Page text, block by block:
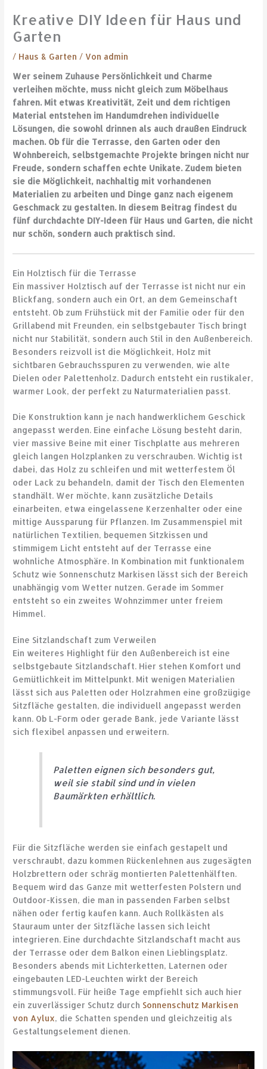
Kreative DIY Ideen für Haus und
Garten
/ Haus & Garten / Von admin
Wer seinem Zuhause Persönlichkeit und Charme
verleihen möchte, muss nicht gleich zum Möbelhaus
fahren. Mit etwas Kreativität, Zeit und dem richtigen
Material entstehen im Handumdrehen individuelle
Lösungen, die sowohl drinnen als auch draußen Eindruck
machen. Ob für die Terrasse, den Garten oder den
Wohnbereich, selbstgemachte Projekte bringen nicht nur
Freude, sondern schaffen echte Unikate. Zudem bieten
sie die Möglichkeit, nachhaltig mit vorhandenen
Materialien zu arbeiten und Dinge ganz nach eigenem
Geschmack zu gestalten. In diesem Beitrag findest du
fünf durchdachte DIY-Ideen für Haus und Garten, die nicht
nur schön, sondern auch praktisch sind.
Ein Holztisch für die Terrasse
Ein massiver Holztisch auf der Terrasse ist nicht nur ein
Blickfang, sondern auch ein Ort, an dem Gemeinschaft
entsteht. Ob zum Frühstück mit der Familie oder für den
Grillabend mit Freunden, ein selbstgebauter Tisch bringt
nicht nur Stabilität, sondern auch Stil in den Außenbereich.
Besonders reizvoll ist die Möglichkeit, Holz mit
sichtbaren Gebrauchsspuren zu verwenden, wie alte
Dielen oder Palettenholz. Dadurch entsteht ein rustikaler,
warmer Look, der perfekt zu Naturmaterialien passt.
Die Konstruktion kann je nach handwerklichem Geschick
angepasst werden. Eine einfache Lösung besteht darin,
vier massive Beine mit einer Tischplatte aus mehreren
gleich langen Holzplanken zu verschrauben. Wichtig ist
dabei, das Holz zu schleifen und mit wetterfestem Öl
oder Lack zu behandeln, damit der Tisch den Elementen
standhält. Wer möchte, kann zusätzliche Details
einarbeiten, etwa eingelassene Kerzenhalter oder eine
mittige Aussparung für Pflanzen. Im Zusammenspiel mit
natürlichen Textilien, bequemen Sitzkissen und
stimmigem Licht entsteht auf der Terrasse eine
wohnliche Atmosphäre. In Kombination mit funktionalem
Schutz wie Sonnenschutz Markisen lässt sich der Bereich
unabhängig vom Wetter nutzen. Gerade im Sommer
entsteht so ein zweites Wohnzimmer unter freiem
Himmel.
Eine Sitzlandschaft zum Verweilen
Ein weiteres Highlight für den Außenbereich ist eine
selbstgebaute Sitzlandschaft. Hier stehen Komfort und
Gemütlichkeit im Mittelpunkt. Mit wenigen Materialien
lässt sich aus Paletten oder Holzrahmen eine großzügige
Sitzfläche gestalten, die individuell angepasst werden
kann. Ob L-Form oder gerade Bank, jede Variante lässt
sich flexibel anpassen und erweitern.
Paletten eignen sich besonders gut,
weil sie stabil sind und in vielen
Baumärkten erhältlich.
Für die Sitzfläche werden sie einfach gestapelt und
verschraubt, dazu kommen Rückenlehnen aus zugesägten
Holzbrettern oder schräg montierten Palettenhälften.
Bequem wird das Ganze mit wetterfesten Polstern und
Outdoor-Kissen, die man in passenden Farben selbst
nähen oder fertig kaufen kann. Auch Rollkästen als
Stauraum unter der Sitzfläche lassen sich leicht
integrieren. Eine durchdachte Sitzlandschaft macht aus
der Terrasse oder dem Balkon einen Lieblingsplatz.
Besonders abends mit Lichterketten, Laternen oder
eingebauten LED-Leuchten wirkt der Bereich
stimmungsvoll. Für heiße Tage empfiehlt sich auch hier
ein zuverlässiger Schutz durch Sonnenschutz Markisen
von Aylux, die Schatten spenden und gleichzeitig als
Gestaltungselement dienen.